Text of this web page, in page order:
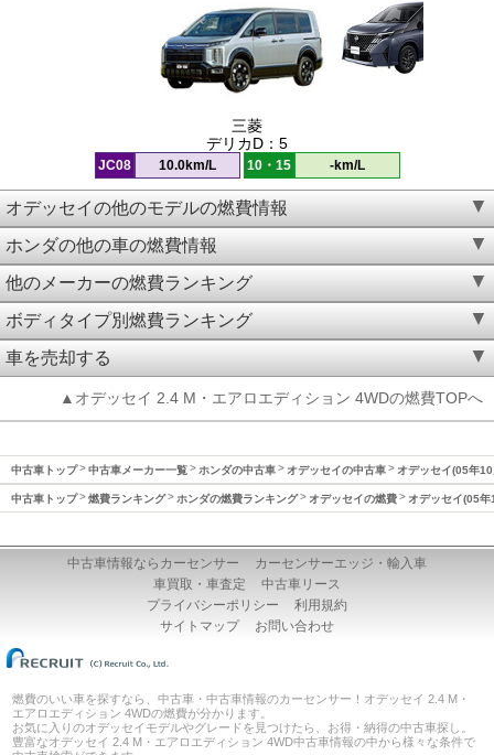
三菱
デリカD：5
JC08 10.0km/L 10・15 -km/L
オデッセイの他のモデルの燃費情報
ホンダの他の車の燃費情報
他のメーカーの燃費ランキング
ボディタイプ別燃費ランキング
車を売却する
▲オデッセイ 2.4 M・エアロエディション 4WDの燃費TOPへ
中古車トップ 中古車メーカー一覧 ホンダの中古車 オデッセイの中古車 オデッセイ(05年
中古車トップ 燃費ランキング ホンダの燃費ランキング オデッセイの燃費 オデッセイ(05
中古車情報ならカーセンサー
カーセンサーエッジ・輸入車
車買取・車査定
中古車リース
プライバシーポリシー
利用規約
サイトマップ
お問い合わせ
燃費のいい車を探すなら、中古車・中古車情報のカーセンサー！オデッセイ 2.4 M・
エアロエディション 4WDの燃費が分かります。
お気に入りのオデッセイモデルやグレードを見つけたら、お得・納得の中古車探し。
豊富なオデッセイ 2.4 M・エアロエディション 4WD中古車情報の中から様々な条件で